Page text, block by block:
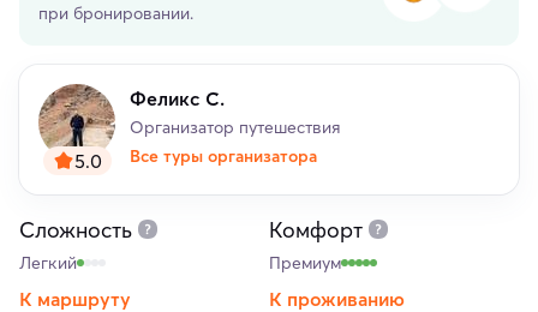
при бронировании.
5.0
Феликс С.
Организатор путешествия
Все туры организатора
Сложность
Легкий
К маршруту
Комфорт
Премиум
К проживанию